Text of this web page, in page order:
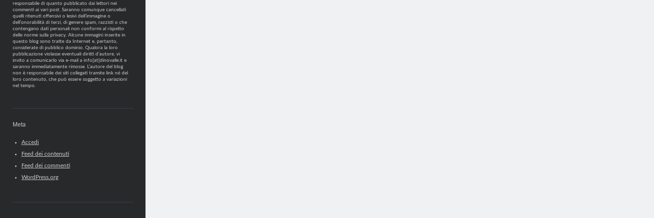
responsabile di quanto pubblicato dai lettori nei
commenti ai vari post. Saranno comunque cancellati
quelli ritenuti offensivi o lesivi dell’immagine o
dell’onorabilità di terzi, di genere spam, razzisti o che
contengano dati personali non conformi al rispetto
delle norme sulla privacy. Alcune immagini inserite in
questo blog sono tratte da Internet e, pertanto,
considerate di pubblico dominio. Qualora la loro
pubblicazione violasse eventuali diritti d’autore, vi
invito a comunicarlo via e-mail a info[at]dinovalle.it e
saranno immediatamente rimosse. L’autore del blog
non è responsabile dei siti collegati tramite link né del
loro contenuto, che può essere soggetto a variazioni
nel tempo.
Meta
Accedi
Feed dei contenuti
Feed dei commenti
WordPress.org